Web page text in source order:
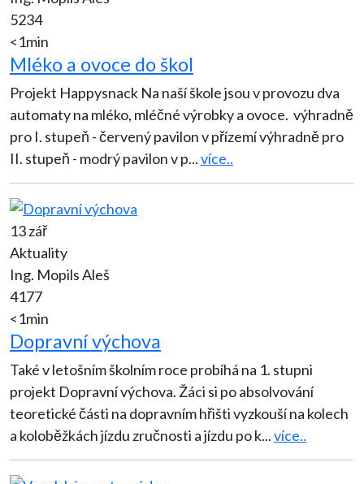
5234
<1min
Mléko a ovoce do škol
Projekt Happysnack Na naší škole jsou v provozu dva
automaty na mléko, mléčné výrobky a ovoce. výhradně
pro I. stupeň - červený pavilon v přízemí výhradně pro
II. stupeň - modrý pavilon v p...více..
13 zář
Aktuality
Ing. Mopils Aleš
4177
<1min
Dopravní výchova
Také v letošním školním roce probíhá na 1. stupni
projekt Dopravní výchova. Žáci si po absolvování
teoretické části na dopravním hřišti vyzkouší na kolech
a koloběžkách jízdu zručnosti a jízdu po k...více..